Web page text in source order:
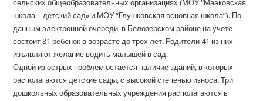
сельских общеобразовательных организациях (МОУ “Маэковская
школа – детский сад» и МОУ “Глушковская основная школа”). По
данным электронной очереди, в Белозерском районе на учете
состоит 81 ребенок в возрасте до трех лет. Родители 41 из них
изъявляют желание водить малышей в сад.
Одной из острых проблем остается наличие зданий, в которых
располагаются детские сады, с высокой степенью износа. Три
дошкольных образовательных учреждения располагаются в